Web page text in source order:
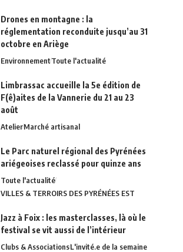
Drones en montagne : la
réglementation reconduite jusqu’au 31
octobre en Ariège
EnvironnementToute l'actualité
Limbrassac accueille la 5e édition de
F(ê)aites de la Vannerie du 21 au 23
août
AtelierMarché artisanal
Le Parc naturel régional des Pyrénées
ariégeoises reclassé pour quinze ans
Toute l'actualité
VILLES & TERROIRS DES PYRÉNÉES EST
Jazz à Foix : les masterclasses, là où le
festival se vit aussi de l’intérieur
Clubs & AssociationsL'invité.e de la semaine